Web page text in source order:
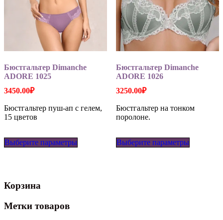
Бюстгальтер Dimanche
ADORE 1025
3450.00₽
Бюстгальтер пуш-ап с гелем,
15 цветов
Выберите параметры
Бюстгальтер Dimanche
ADORE 1026
3250.00₽
Бюстгальтер на тонком
поролоне.
Выберите параметры
Корзина
Метки товаров